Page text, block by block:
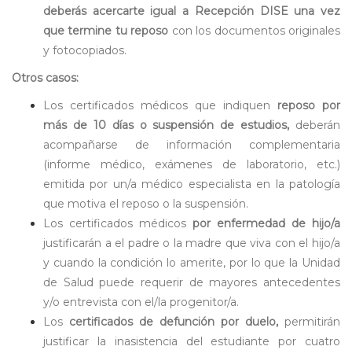
deberás acercarte igual a Recepción DISE una vez
que termine tu reposo con los documentos originales
y fotocopiados.
Otros casos:
Los certificados médicos que indiquen reposo por
más de 10 días o suspensión de estudios, deberán
acompañarse de información complementaria
(informe médico, exámenes de laboratorio, etc.)
emitida por un/a médico especialista en la patología
que motiva el reposo o la suspensión.
Los certificados médicos por enfermedad de hijo/a
justificarán a el padre o la madre que viva con el hijo/a
y cuando la condición lo amerite, por lo que la Unidad
de Salud puede requerir de mayores antecedentes
y/o entrevista con el/la progenitor/a.
Los certificados de defunción por duelo, permitirán
justificar la inasistencia del estudiante por cuatro